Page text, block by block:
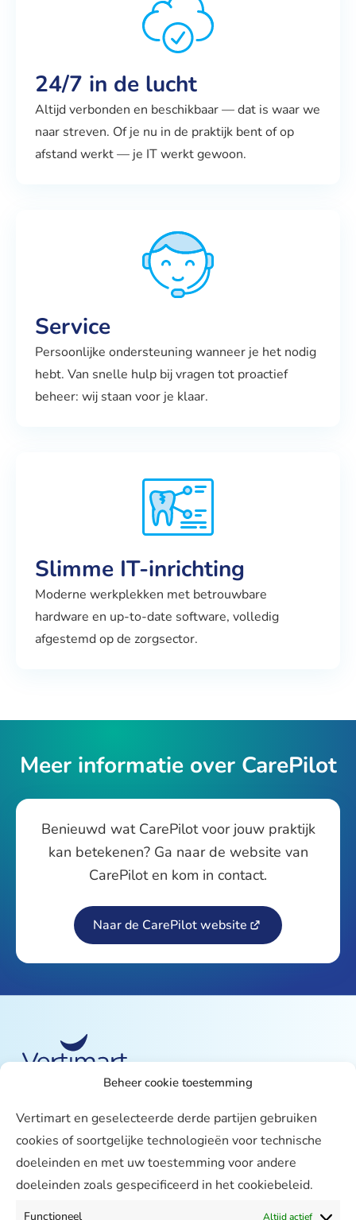
Beheer cookie toestemming
Vertimart en geselecteerde derde partijen gebruiken
cookies of soortgelijke technologieën voor technische
doeleinden en met uw toestemming voor andere
doeleinden zoals gespecificeerd in het cookiebeleid.
Functioneel Altijd actief
24/7 in de lucht
Altijd verbonden en beschikbaar — dat is waar we
naar streven. Of je nu in de praktijk bent of op
afstand werkt — je IT werkt gewoon.
Service
Persoonlijke ondersteuning wanneer je het nodig
hebt. Van snelle hulp bij vragen tot proactief
beheer: wij staan voor je klaar.
Slimme IT-inrichting
Moderne werkplekken met betrouwbare
hardware en up-to-date software, volledig
afgestemd op de zorgsector.
Meer informatie over CarePilot
Benieuwd wat CarePilot voor jouw praktijk
kan betekenen? Ga naar de website van
CarePilot en kom in contact.
Naar de CarePilot website
Vertimart
Werken bij
Agenda
Support